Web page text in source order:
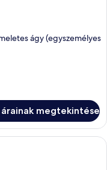
ágy (egyszemélyes
megtekintése